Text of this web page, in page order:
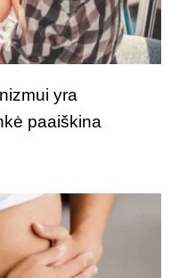
yra
paaiškina